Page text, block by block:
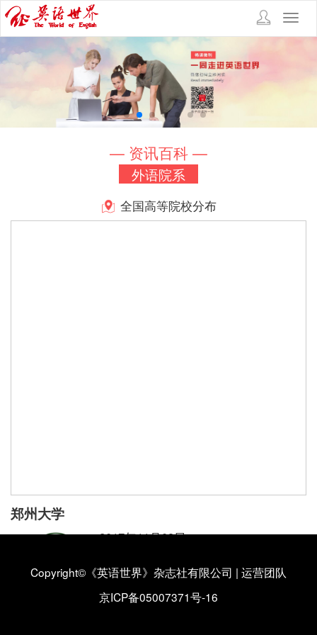
— 资讯百科 —
外语院系
全国高等院校分布
郑州大学
2017年11月09日
郑州大学外语学院简介【详情】
Copyright©《英语世界》杂志社有限公司 | 运营团队
京ICP备05007371号-16